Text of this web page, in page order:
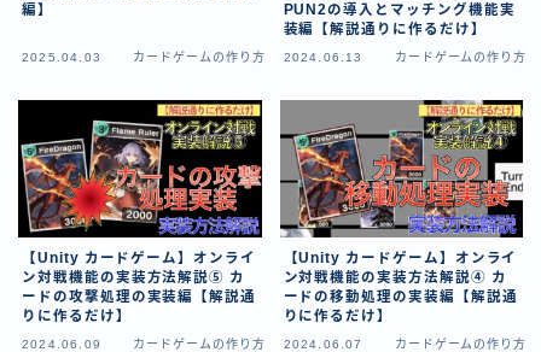
デモプリセット記事 #8
デモプリセット記事 Part07
デモプリセット記事 Part07
プライバシーポリシー
プライバシーポリシー
プライバシーポリシー
利用規約
利用規約・プライバシーポリシー
有料記事の決済完了ページ
特定商取引法に基づく表記
編】
2025.04.03 カードゲームの作り方
PUN2の導入とマッチング機能実
装編【解説通りに作るだけ】
2024.06.13 カードゲームの作り方
【Unity カードゲーム】オンライ
ン対戦機能の実装方法解説⑤ カ
ードの攻撃処理の実装編【解説通
りに作るだけ】
2024.06.09 カードゲームの作り方
【Unity カードゲーム】オンライ
ン対戦機能の実装方法解説④ カ
ードの移動処理の実装編【解説通
りに作るだけ】
2024.06.07 カードゲームの作り方